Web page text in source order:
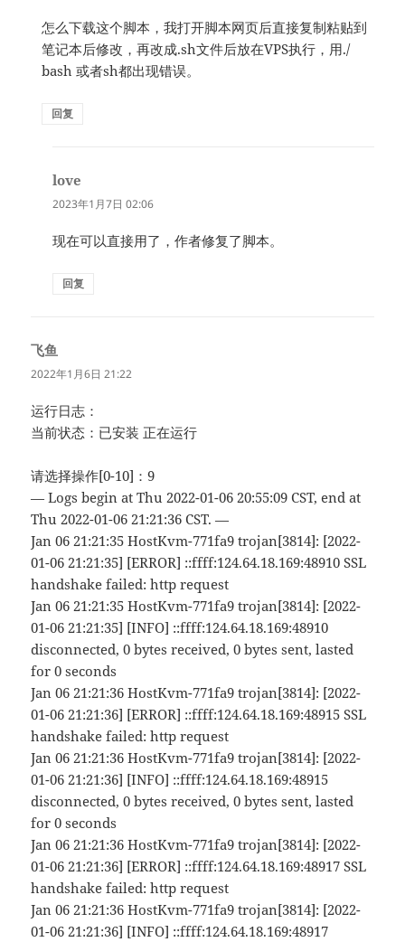
怎么下载这个脚本，我打开脚本网页后直接复制粘贴到
笔记本后修改，再改成.sh文件后放在VPS执行，用./
bash 或者sh都出现错误。
回复
love
道：
2023年1月7日 02:06
现在可以直接用了，作者修复了脚本。
回复
飞鱼
道：
2022年1月6日 21:22
运行日志：
当前状态：已安装 正在运行
请选择操作[0-10]：9
— Logs begin at Thu 2022-01-06 20:55:09 CST, end at
Thu 2022-01-06 21:21:36 CST. —
Jan 06 21:21:35 HostKvm-771fa9 trojan[3814]: [2022-
01-06 21:21:35] [ERROR] ::ffff:124.64.18.169:48910 SSL
handshake failed: http request
Jan 06 21:21:35 HostKvm-771fa9 trojan[3814]: [2022-
01-06 21:21:35] [INFO] ::ffff:124.64.18.169:48910
disconnected, 0 bytes received, 0 bytes sent, lasted
for 0 seconds
Jan 06 21:21:36 HostKvm-771fa9 trojan[3814]: [2022-
01-06 21:21:36] [ERROR] ::ffff:124.64.18.169:48915 SSL
handshake failed: http request
Jan 06 21:21:36 HostKvm-771fa9 trojan[3814]: [2022-
01-06 21:21:36] [INFO] ::ffff:124.64.18.169:48915
disconnected, 0 bytes received, 0 bytes sent, lasted
for 0 seconds
Jan 06 21:21:36 HostKvm-771fa9 trojan[3814]: [2022-
01-06 21:21:36] [ERROR] ::ffff:124.64.18.169:48917 SSL
handshake failed: http request
Jan 06 21:21:36 HostKvm-771fa9 trojan[3814]: [2022-
01-06 21:21:36] [INFO] ::ffff:124.64.18.169:48917